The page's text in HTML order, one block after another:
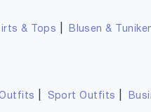
& Tops Blusen &
Sport Outfits